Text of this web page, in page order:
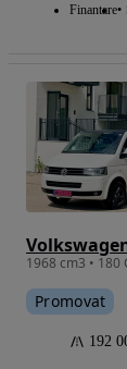
Finantare
1968 cm3 • 180
Promovat
192